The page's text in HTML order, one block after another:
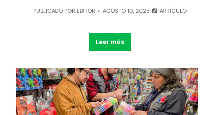
PUBLICADO POR EDITOR AGOSTO 10, 2025 ARTÍCULO
Leer más